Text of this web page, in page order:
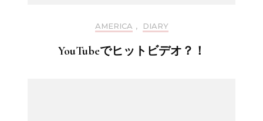
AMERICA , DIARY
YouTubeでヒットビデオ？！